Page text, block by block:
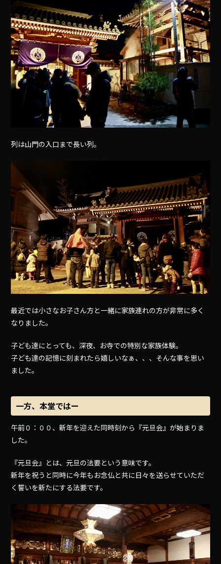
列は山門の入口まで長い列。
最近では小さなお子さん方と一緒に家族連れの方が非常に多く
なりました。
子ども達にとっても、深夜、お寺での特別な家族体験。
子ども達の記憶に刻まれたら嬉しいなぁ、、、そんな事を思い
ました。
一方、本堂ではー
午前０：００、新年を迎えた同時刻から『元旦会』が始まりま
した。
『元旦会』とは、元旦の法要という意味です。
新年を祝うと同時に今年もお念仏と共に日々を送らせていただ
く誓いを新たにする法要です。